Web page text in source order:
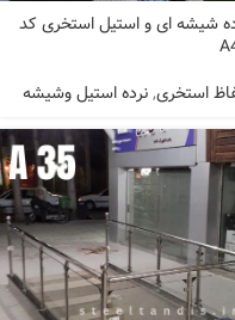
شیشه ای و استیل استخری کد
استخری,نرده استیل وشیشه